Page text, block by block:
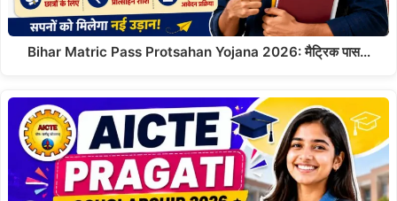
Bihar Matric Pass Protsahan Yojana 2026: मैट्रिक पास…